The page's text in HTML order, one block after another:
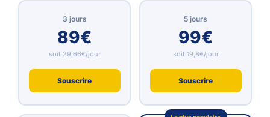
3 jours
89€
soit 29,66€/jour
Souscrire
5 jours
99€
soit 19,8€/jour
Souscrire